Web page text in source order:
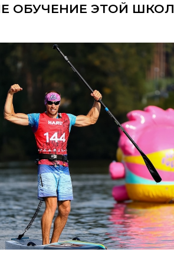
ОБУЧЕНИЕ ЭТОЙ